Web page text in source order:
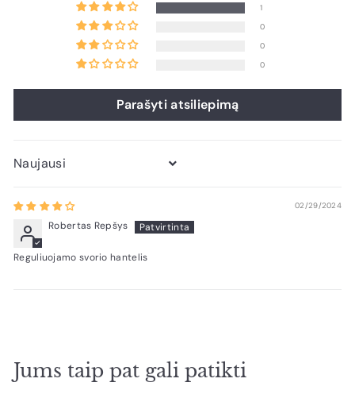
1
0
0
0
Parašyti atsiliepimą
Sort by
02/29/2024
Robertas Repšys
Reguliuojamo svorio hantelis
Jums taip pat gali patikti